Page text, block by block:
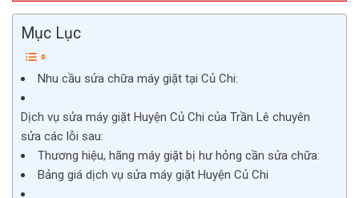
Mục Lục
Nhu cầu sửa chữa máy giặt tại Củ Chi:
Dịch vụ sửa máy giặt Huyện Củ Chi của Trần Lê chuyên
sửa các lỗi sau:
Thương hiệu, hãng máy giặt bị hư hỏng cần sửa chữa:
Bảng giá dịch vụ sửa máy giặt Huyện Củ Chi